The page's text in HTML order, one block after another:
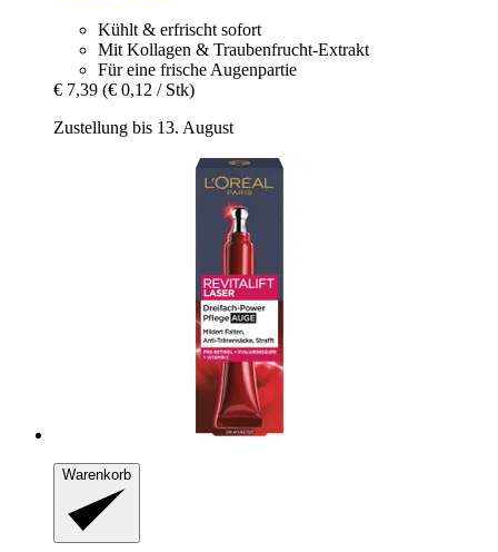
Kühlt & erfrischt sofort
Mit Kollagen & Traubenfrucht-Extrakt
Für eine frische Augenpartie
€ 7,39 (€ 0,12 / Stk)
Zustellung bis 13. August
Warenkorb